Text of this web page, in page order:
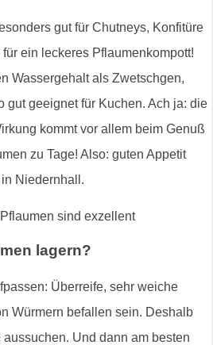
gut für Chutneys, Konfitüre
ein leckeres Pflaumenkompott!
Wassergehalt als Zwetschgen,
gut geeignet für Kuchen. Ach ja: die
kommt vor allem beim Genuß
zu Tage! Also: guten Appetit
Niedernhall.
lagern?
Überreife, sehr weiche
Würmern befallen sein. Deshalb
Und dann am besten